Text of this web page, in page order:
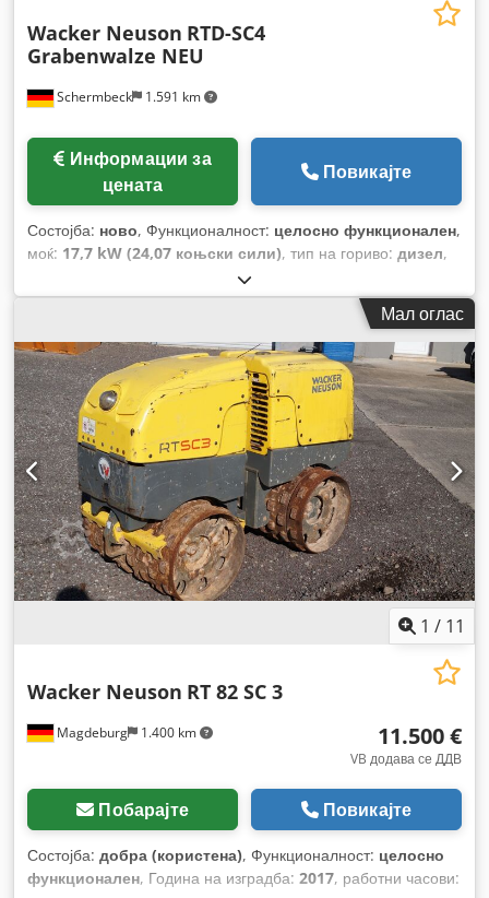
Schermbeck 1.591 km
Wacker Neuson RTD-SC4
Grabenwalze NEU
цената
Повикајте
Состојба: ново, Функционалност: целосно функционален,
моќ: 17,7 kW (24,07 коњски сили), тип на гориво: дизел,
, Година на изградба:
Мал оглас
1 / 11
Magdeburg 1.400 km
Wacker Neuson RT 82 SC 3
11.500 €
VB додава се ДДВ
Побарајте Повикајте
Состојба: добра (користена), Функционалност: целосно
функционален, Година на изградба: 2017, работни часови: